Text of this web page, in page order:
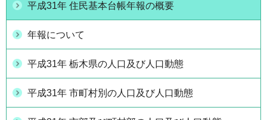
平成31年 住民基本台帳年報の概要
年報について
平成31年 栃木県の人口及び人口動態
平成31年 市町村別の人口及び人口動態